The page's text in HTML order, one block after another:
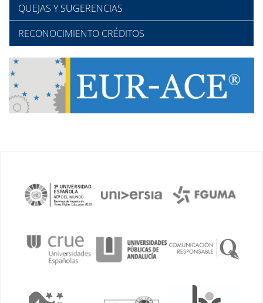
QUEJAS Y SUGERENCIAS
RECONOCIMIENTO CRÉDITOS